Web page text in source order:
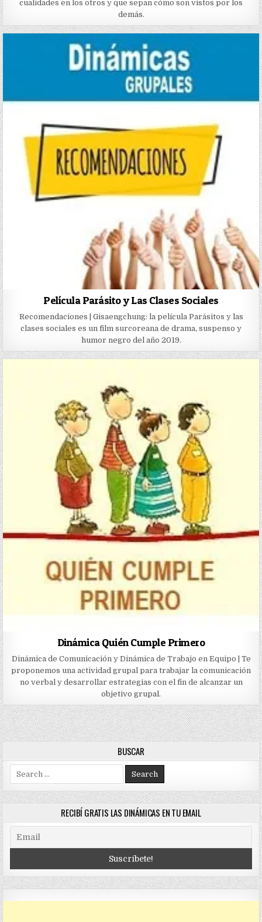
cualidades en los otros y que sepan cómo son vistos por los
demás.
Película Parásito y Las Clases Sociales
Recomendaciones | Gisaengchung: la película Parásitos y las
clases sociales es un film surcoreana de drama, suspenso y
humor negro del año 2019.
Dinámica Quién Cumple Primero
Dinámica de Comunicación y Dinámica de Trabajo en Equipo | Te
proponemos una actividad grupal para trabajar la comunicación
no verbal y desarrollar estrategias con el fin de alcanzar un
objetivo grupal.
BUSCAR
Search
for:
RECIBÍ GRATIS LAS DINÁMICAS EN TU EMAIL